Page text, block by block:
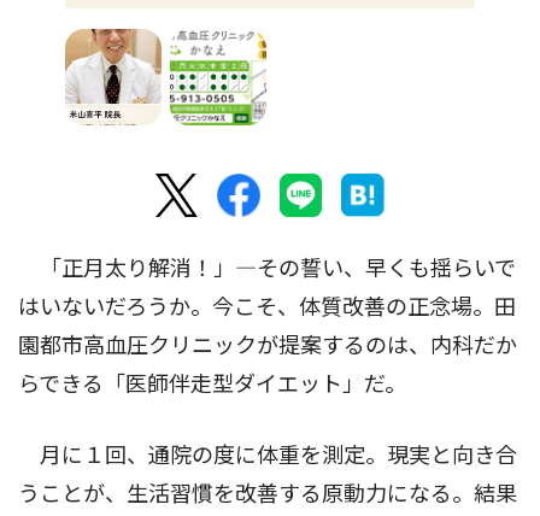
「正月太り解消！」―その誓い、早くも揺らいで
はいないだろうか。今こそ、体質改善の正念場。田
園都市高血圧クリニックが提案するのは、内科だか
らできる「医師伴走型ダイエット」だ。
月に１回、通院の度に体重を測定。現実と向き合
うことが、生活習慣を改善する原動力になる。結果